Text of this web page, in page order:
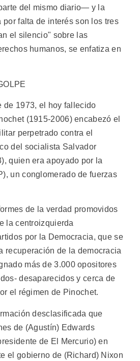
del mismo diario— y la
por falta de interés son los tres
el silencio" sobre las
humanos, se enfatiza en
de 1973, el hoy fallecido
(1915-2006) encabezó el
perpetrado contra el
del socialista Salvador
quien era apoyado por la
un conglomerado de fuerzas
de la verdad promovidos
la centroizquierda
por la Democracia, que se
recuperación de la democracia
más de 3.000 opositores
desaparecidos y cerca de
el régimen de Pinochet.
desclasificada que
de (Agustín) Edwards
de El Mercurio) en
el gobierno de (Richard) Nixon